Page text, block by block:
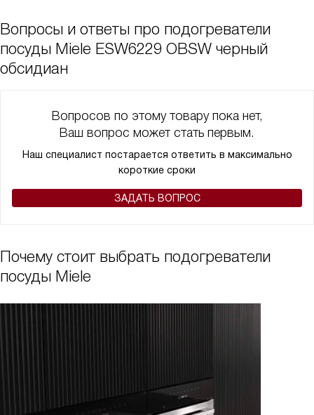
Вопросы и ответы про подогреватели
посуды Miele ESW6229 OBSW черный
обсидиан
Вопросов по этому товару пока нет,
Ваш вопрос может стать первым.
Наш специалист постарается ответить в максимально
короткие сроки
ЗАДАТЬ ВОПРОС
Почему стоит выбрать подогреватели
посуды Miele